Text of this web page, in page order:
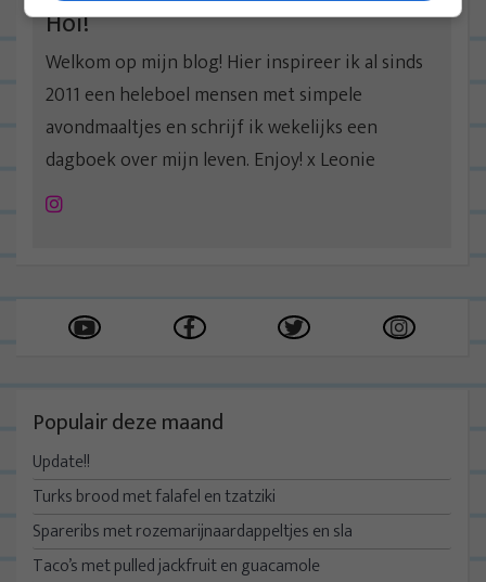
Hoi!
Welkom op mijn blog! Hier inspireer ik al sinds
2011 een heleboel mensen met simpele
avondmaaltjes en schrijf ik wekelijks een
dagboek over mijn leven. Enjoy! x Leonie
Instagram
Populair deze maand
Update!!
Turks brood met falafel en tzatziki
Spareribs met rozemarijnaardappeltjes en sla
Taco’s met pulled jackfruit en guacamole